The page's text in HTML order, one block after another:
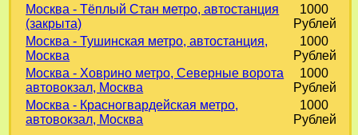
Москва - Тёплый Стан метро, автостанция
(закрыта)
1000
Рублей
Москва - Тушинская метро, автостанция,
Москва
1000
Рублей
Москва - Ховрино метро, Северные ворота
автовокзал, Москва
1000
Рублей
Москва - Красногвардейская метро,
автовокзал, Москва
1000
Рублей